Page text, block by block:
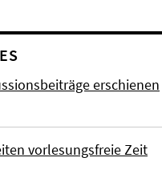
erschienen
vorlesungsfreie Zeit